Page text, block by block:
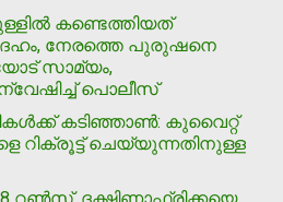
കണ്ടെത്തിയത്
നേരത്തെ പുരുഷനെ
സാമ്യം,
പൊലീസ്
കടിഞ്ഞാണ്‍: കുവൈറ്റ്
റിക്രൂട്ട് ചെയ്യുന്നതിനുള്ള
റണ്‍സ്, ദക്ഷിണാഫ്രിക്കയെ